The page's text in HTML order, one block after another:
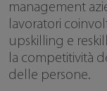
management
lavoratori
upskilling e
la competitività
delle persone.